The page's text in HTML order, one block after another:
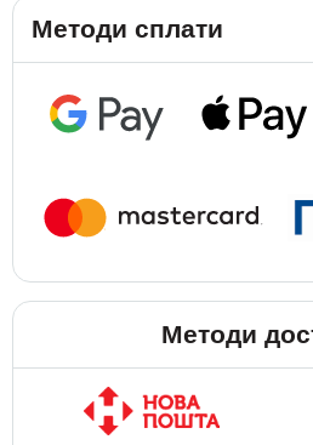
Методи сплати
Методи